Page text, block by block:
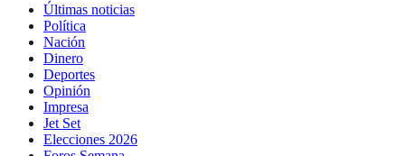
Últimas noticias
Política
Nación
Dinero
Deportes
Opinión
Impresa
Jet Set
Elecciones 2026